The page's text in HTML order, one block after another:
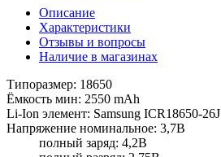
Описание
Характеристики
Отзывы и вопросы
Наличие в магазинах
Типоразмер: 18650
Ёмкость мин: 2550 mAh
Li-Ion элемент: Samsung ICR18650-26J
Напряжение номинальное: 3,7В
полный заряд: 4,2В